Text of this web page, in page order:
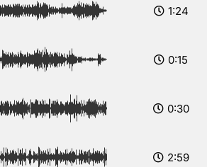
1:24
0:15
0:30
2:59